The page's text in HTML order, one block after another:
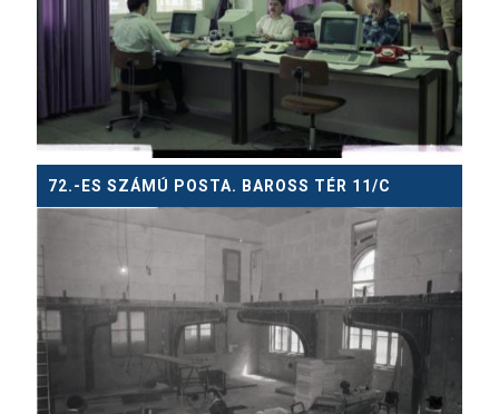
72.-ES SZÁMÚ POSTA. BAROSS TÉR 11/C